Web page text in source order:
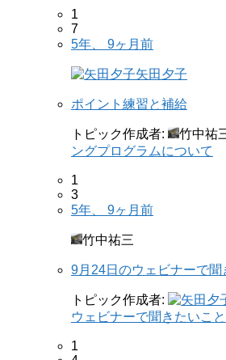
1
7
5年、 9ヶ月前
矢田夕子
ポイント練習と補給
トピック作成者: 竹中祐
ングプログラムについて
1
3
5年、 9ヶ月前
竹中祐三
9月24日のウェビナーで
トピック作成者:
ウェビナーで聞きたいこと
1